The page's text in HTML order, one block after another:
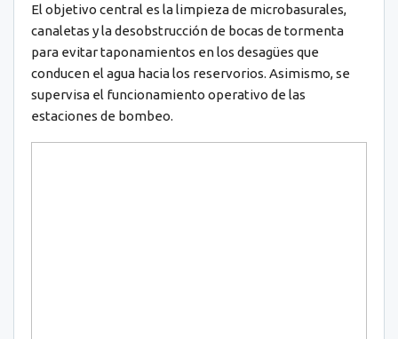
El objetivo central es la limpieza de microbasurales,
canaletas y la desobstrucción de bocas de tormenta
para evitar taponamientos en los desagües que
conducen el agua hacia los reservorios. Asimismo, se
supervisa el funcionamiento operativo de las
estaciones de bombeo.